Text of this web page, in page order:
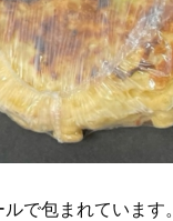
で包まれています。